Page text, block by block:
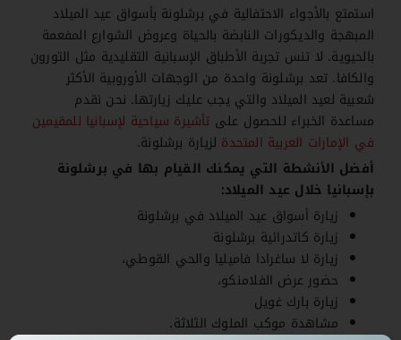
استمتع بالأجواء الاحتفالية في برشلونة بأسواق عيد الميلاد
المبهجة والديكورات النابضة بالحياة وعروض الشوارع المفعمة
بالحيوية. لا تنس تجربة الأطباق الإسبانية التقليدية مثل التورون
والكافا. تعد برشلونة واحدة من الوجهات الأوروبية الأكثر
شعبية لعيد الميلاد والتي يجب عليك زيارتها. نحن نقدم
مساعدة الخبراء للحصول على تأشيرة سياحية لإسبانيا للمقيمين
في الإمارات العربية المتحدة لزيارة برشلونة.
أفضل الأنشطة التي يمكنك القيام بها في برشلونة
بإسبانيا خلال عيد الميلاد:
زيارة أسواق عيد الميلاد في برشلونة
زيارة كاتدرائية برشلونة
زيارة لا ساغرادا فاميليا والحي القوطي،
حضور عرض الفلامنكو،
زيارة بارك غويل
مشاهدة موكب الملوك الثلاثة.